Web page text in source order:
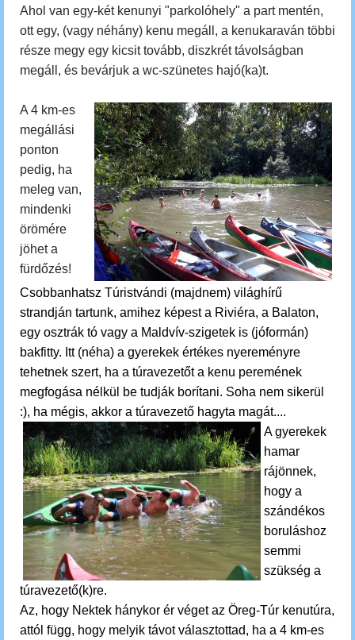
Ahol van egy-két kenunyi "parkolóhely" a part mentén,
ott egy, (vagy néhány) kenu megáll, a kenukaraván többi
része megy egy kicsit tovább, diszkrét távolságban
megáll, és bevárjuk a wc-szünetes hajó(ka)t.
A 4 km-es
megállási
ponton
pedig, ha
meleg van,
mindenki
örömére
jöhet a
fürdőzés!
Csobbanhatsz Túristvándi (majdnem) világhírű
strandján tartunk, amihez képest a Riviéra, a Balaton,
egy osztrák tó vagy a Maldvív-szigetek is (jóformán)
bakfitty. Itt (néha) a gyerekek értékes nyereményre
tehetnek szert, ha a túravezetőt a kenu peremének
megfogása nélkül be tudják borítani. Soha nem sikerül
:), ha mégis, akkor a túravezető hagyta magát....
A gyerekek
hamar
rájönnek,
hogy a
szándékos
boruláshoz
semmi
szükség a
túravezető(k)re.
Az, hogy Nektek hánykor ér véget az Öreg-Túr kenutúra,
attól függ, hogy melyik távot választottad, ha a 4 km-es